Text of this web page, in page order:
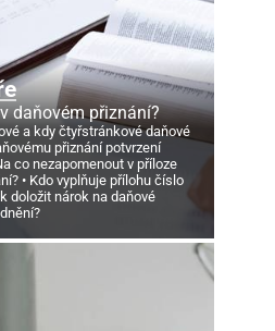
daňovém přiznání?
a kdy čtyřstránkové daňové
přiznání potvrzení
co nezapomenout v příloze
Kdo vyplňuje přílohu číslo
doložit nárok na daňové